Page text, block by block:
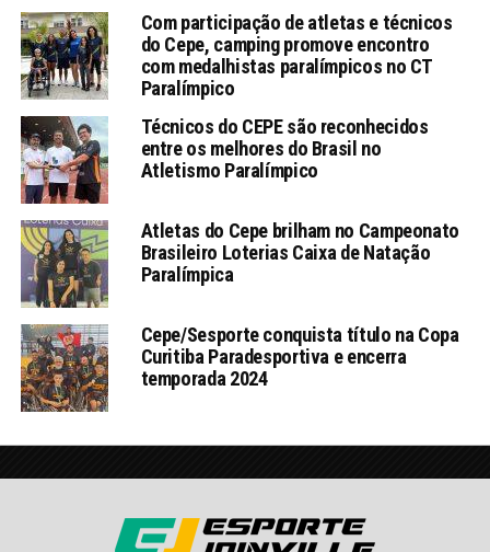
Com participação de atletas e técnicos
do Cepe, camping promove encontro
com medalhistas paralímpicos no CT
Paralímpico
Técnicos do CEPE são reconhecidos
entre os melhores do Brasil no
Atletismo Paralímpico
Atletas do Cepe brilham no Campeonato
Brasileiro Loterias Caixa de Natação
Paralímpica
Cepe/Sesporte conquista título na Copa
Curitiba Paradesportiva e encerra
temporada 2024